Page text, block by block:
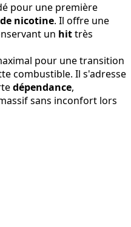
pour une première
nicotine. Il offre une
un hittrès
pour une transition
combustible. Il s'adresse
dépendance,
sans inconfort lors